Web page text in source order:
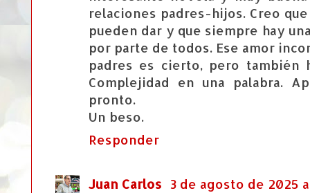
relaciones padres-hijos. Creo
pueden dar y que siempre hay
por parte de todos. Ese amor
padres es cierto, pero también
Complejidad en una palabra.
pronto.
Un beso.
Responder
Juan Carlos
3 de agosto de 2025